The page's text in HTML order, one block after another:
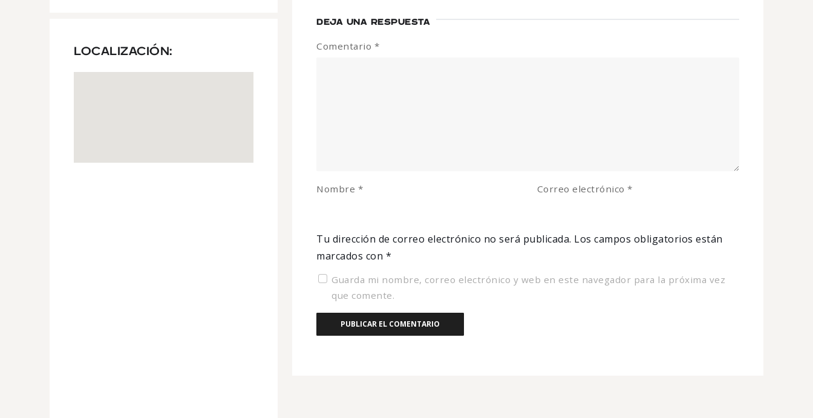
LOCALIZACIÓN:
DEJA UNA RESPUESTA
Tu dirección de correo electrónico no será publicada. Los campos obligatorios están
marcados con *
Comentario *
Nombre * Correo electrónico*
Guarda mi nombre, correo electrónico y web en este navegador para la próxima vez
que comente.